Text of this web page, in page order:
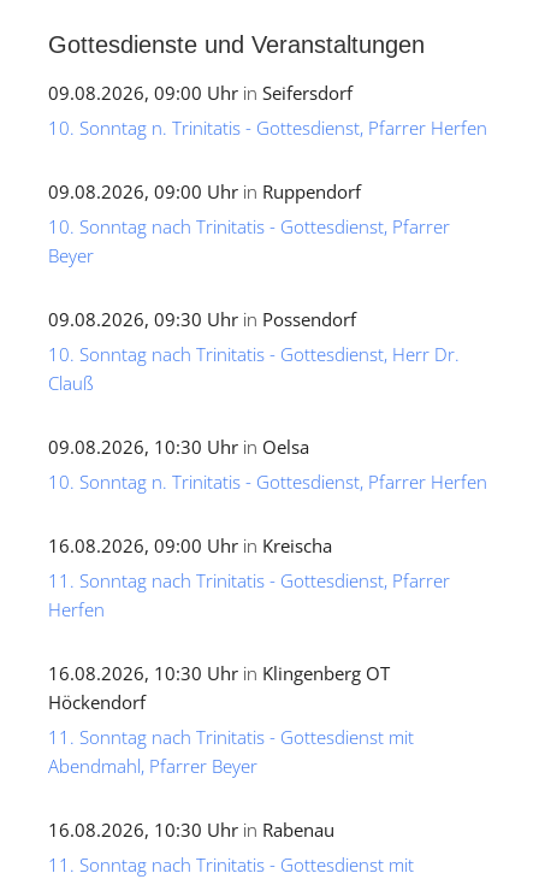
Gottesdienste und Veranstaltungen
09.08.2026, 09:00 Uhr in Seifersdorf
10. Sonntag n. Trinitatis - Gottesdienst, Pfarrer Herfen
09.08.2026, 09:00 Uhr in Ruppendorf
10. Sonntag nach Trinitatis - Gottesdienst, Pfarrer
Beyer
09.08.2026, 09:30 Uhr in Possendorf
10. Sonntag nach Trinitatis - Gottesdienst, Herr Dr.
Clauß
09.08.2026, 10:30 Uhr in Oelsa
10. Sonntag n. Trinitatis - Gottesdienst, Pfarrer Herfen
16.08.2026, 09:00 Uhr in Kreischa
11. Sonntag nach Trinitatis - Gottesdienst, Pfarrer
Herfen
16.08.2026, 10:30 Uhr in Klingenberg OT
Höckendorf
11. Sonntag nach Trinitatis - Gottesdienst mit
Abendmahl, Pfarrer Beyer
16.08.2026, 10:30 Uhr in Rabenau
11. Sonntag nach Trinitatis - Gottesdienst mit